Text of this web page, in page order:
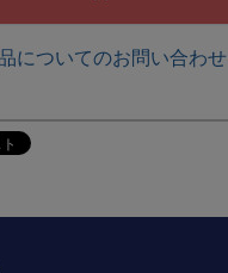
についてのお問い合わせ